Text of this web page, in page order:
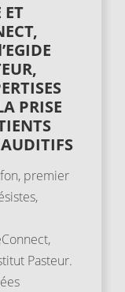
PRISE
premier
Pasteur.